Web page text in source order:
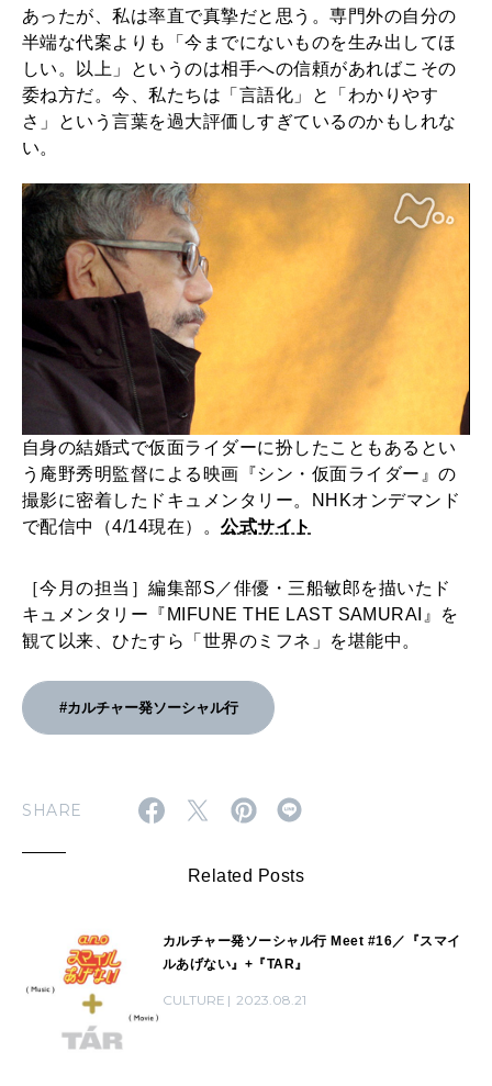
あったが、私は率直で真摯だと思う。専門外の自分の
半端な代案よりも「今までにないものを生み出してほ
しい。以上」というのは相手への信頼があればこその
委ね方だ。今、私たちは「言語化」と「わかりやす
さ」という言葉を過大評価しすぎているのかもしれな
い。
自身の結婚式で仮面ライダーに扮したこともあるとい
う庵野秀明監督による映画『シン・仮面ライダー』の
撮影に密着したドキュメンタリー。NHKオンデマンド
で配信中（4/14現在）。公式サイト
［今月の担当］編集部S／俳優・三船敏郎を描いたド
キュメンタリー『MIFUNE THE LAST SAMURAI』を
観て以来、ひたすら「世界のミフネ」を堪能中。
#カルチャー発ソーシャル行
SHARE
Related Posts
カルチャー発ソーシャル行 Meet #16／『スマイ
ルあげない』+『TAR』
CULTURE 2023.08.21